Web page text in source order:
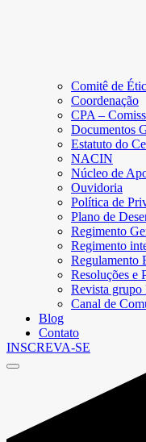
Comitê de
Coordenação
CPA –
Documentos
Estatuto do
NACIN
Núcleo de
Ouvidoria
Política de
Plano de
Regimento
Regimento
Regulamento
Resoluções e
Revista grupo
Canal de
Blog
Contato
INSCREVA-SE